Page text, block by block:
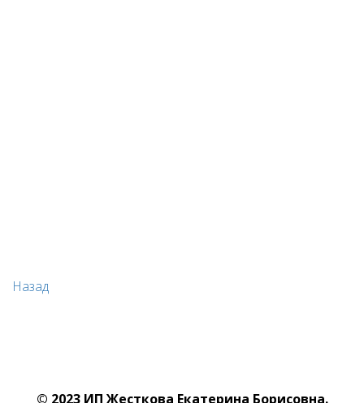
Назад
© 2023 ИП Жесткова Екатерина Борисовна.